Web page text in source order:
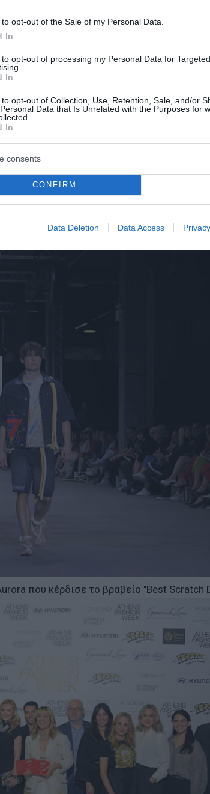
to opt-out of the Sale of my Personal Data.
In
to opt-out of processing my Personal Data for Targeted
In
to opt-out of Collection, Use, Retention, Sale, and/or
Data that Is Unrelated with the Purposes for
In
consents
CONFIRM
Data Deletion Data Access
σκηνή της Αθήνας, επέστρεψε εφέτος με
Μάλιστα, το δημοφιλές παιχνίδι
παρουσίασε τις πρώτες, γεμάτες
που κέρδισε το βραβείο "Best Scratch